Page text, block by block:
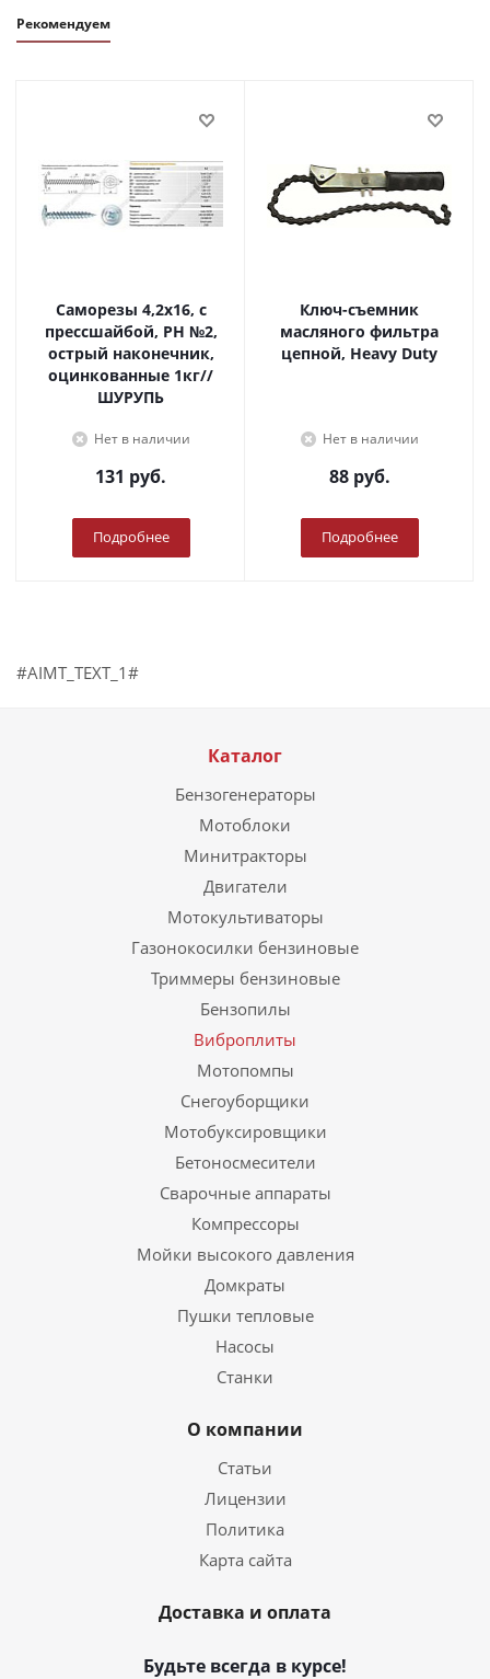
Рекомендуем
Саморезы 4,2х16, с
прессшайбой, PH №2,
острый наконечник,
оцинкованные 1кг//
ШУРУПЬ
Нет в наличии
131 руб.
Подробнее
Ключ-съемник
масляного фильтра
цепной, Heavy Duty
Нет в наличии
88руб.
Подробнее
#AIMT_TEXT_1#
Каталог
Бензогенераторы
Мотоблоки
Минитракторы
Двигатели
Мотокультиваторы
Газонокосилки бензиновые
Триммеры бензиновые
Бензопилы
Виброплиты
Мотопомпы
Снегоуборщики
Мотобуксировщики
Бетоносмесители
Сварочные аппараты
Компрессоры
Мойки высокого давления
Домкраты
Пушки тепловые
Насосы
Станки
О компании
Статьи
Лицензии
Политика
Карта сайта
Доставка и оплата
Будьте всегда в курсе!